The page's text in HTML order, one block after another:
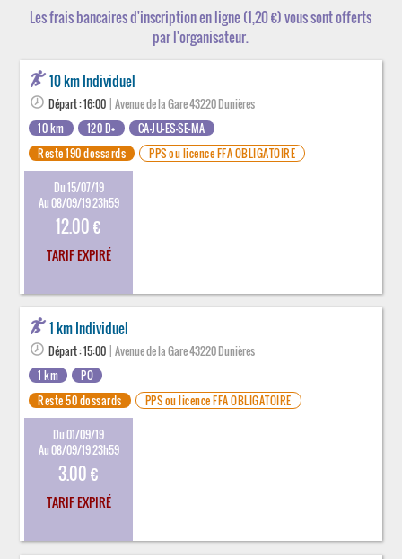
Les frais bancaires d'inscription en ligne (1,20 €) vous sont offerts
par l'organisateur.
10 km Individuel
Départ : 16:00 | Avenue de la Gare 43220 Dunières
10 km
120 D+
CA-JU-ES-SE-MA
Reste 190 dossards
PPS ou licence FFA OBLIGATOIRE
Du 15/07/19
Au 08/09/19 23h59
12.00 €
TARIF EXPIRÉ
1 km Individuel
Départ : 15:00 | Avenue de la Gare 43220 Dunières
1 km
PO
Reste 50 dossards
PPS ou licence FFA OBLIGATOIRE
Du 01/09/19
Au 08/09/19 23h59
3.00 €
TARIF EXPIRÉ